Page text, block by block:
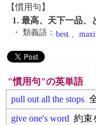
【慣用句】
1. 最高、天下一品、
・ 類義語： best 、
"慣用句"の英単語
pull out all the stops
give one's word 約束